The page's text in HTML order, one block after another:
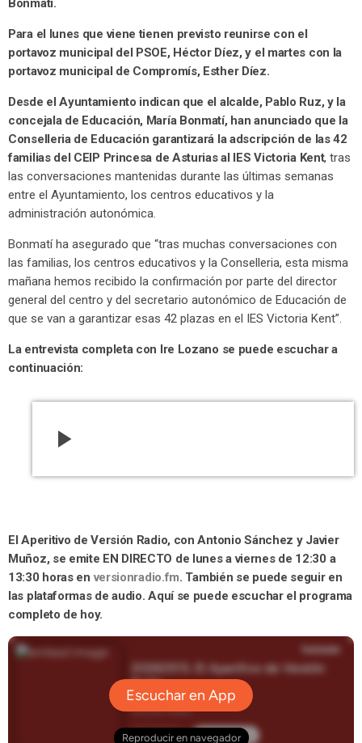
Bonmatí.
Para el lunes que viene tienen previsto reunirse con el
portavoz municipal del PSOE, Héctor Díez, y el martes con la
portavoz municipal de Compromís, Esther Díez.
Desde el Ayuntamiento indican que el alcalde, Pablo Ruz, y la
concejala de Educación, María Bonmatí, han anunciado que la
Conselleria de Educación garantizará la adscripción de las 42
familias del CEIP Princesa de Asturias al IES Victoria Kent, tras
las conversaciones mantenidas durante las últimas semanas
entre el Ayuntamiento, los centros educativos y la
administración autonómica.
Bonmatí ha asegurado que “tras muchas conversaciones con
las familias, los centros educativos y la Conselleria, esta misma
mañana hemos recibido la confirmación por parte del director
general del centro y del secretario autonómico de Educación de
que se van a garantizar esas 42 plazas en el IES Victoria Kent”.
La entrevista completa con Ire Lozano se puede escuchar a
continuación:
play_arrow
El Aperitivo de Versión Radio, con Antonio Sánchez y Javier
Muñoz, se emite EN DIRECTO de lunes a viernes de 12:30 a
13:30 horas en versionradio.fm. También se puede seguir en
las plataformas de audio. Aquí se puede escuchar el programa
completo de hoy.